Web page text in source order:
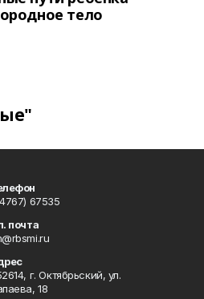
тело
67535
почта
г. Октябрьский, ул.
18